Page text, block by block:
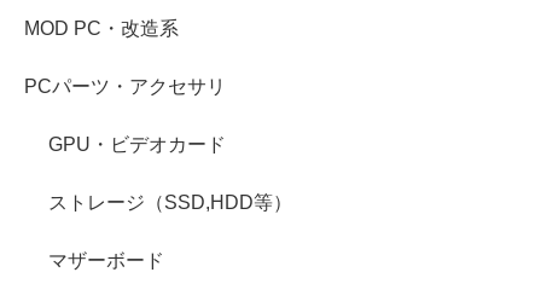
MOD PC・改造系
PCパーツ・アクセサリ
GPU・ビデオカード
ストレージ（SSD,HDD等）
マザーボード